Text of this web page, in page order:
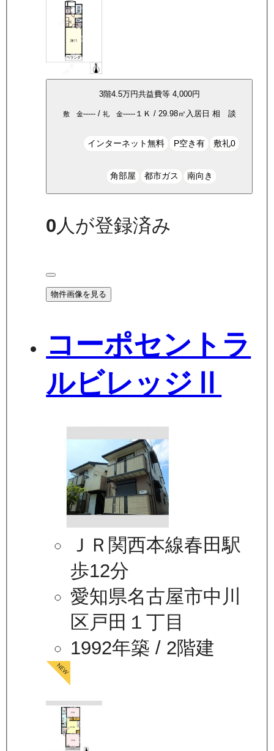
3階4.5万円共益費等 4,000円
敷 金-----/ 礼 金-----１Ｋ / 29.98㎡ 入居日 相 談
インターネット無料 P空き有 敷礼0
角部屋 都市ガス 南向き
0人が登録済み
物件画像を見る
コーポセントラ
ルビレッジⅡ
ＪＲ関西本線春田駅
歩12分
愛知県名古屋市中川
区戸田１丁目
1992年築 / 2階建